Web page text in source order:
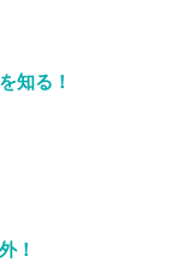
知る！
！